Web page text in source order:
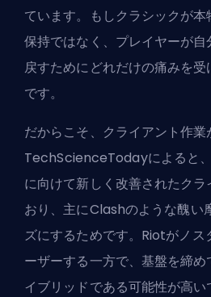
ています。もしクラシックが
保持ではなく、プレイヤーが自
戻すためにどれだけの痛みを
です。
だからこそ、クライアント作業
TechScienceTodayによると
に向けて新しく改善されたク
おり、主にClashのような醜い
ズにするためです。Riotがノス
ーザーする一方で、基盤を締
イブリッドである可能性が高い